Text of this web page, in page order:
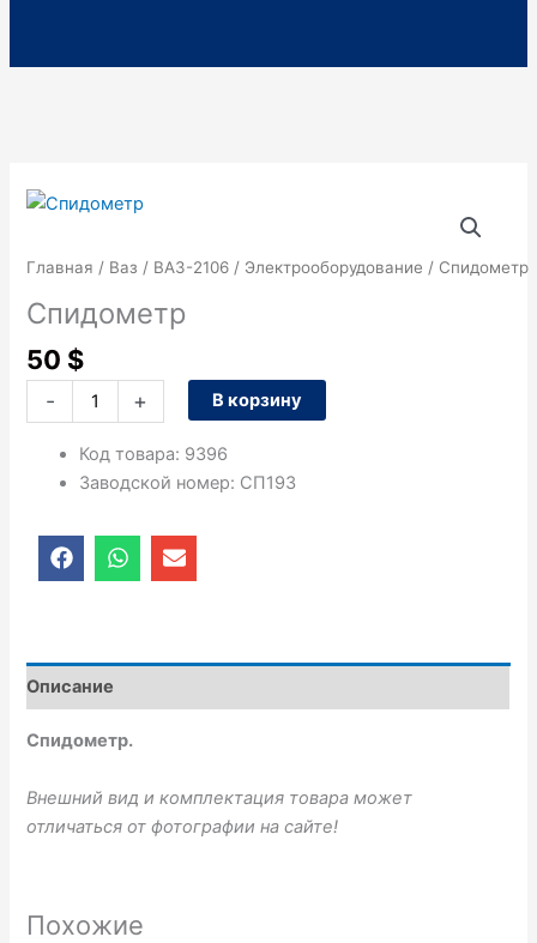
Главная / Ваз / ВАЗ-2106 / Электрооборудование / Спидометр
Спидометр
50 $
-
Количество
Спидометр
+ В корзину
Код товара: 9396
Заводской номер: СП193
F
a
o
o
k
W
h
a
p
E
n
o
e
Описание
Спидометр.
Внешний вид и комплектация товара может
отличаться от фотографии на сайте!
Похожие